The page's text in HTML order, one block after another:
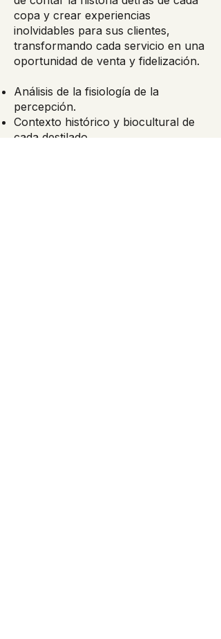
copa y crear experiencias
inolvidables para sus clientes,
transformando cada servicio en una
oportunidad de venta y fidelización.
Análisis de la fisiología de la
percepción.
Contexto histórico y biocultural de
cada destilado.